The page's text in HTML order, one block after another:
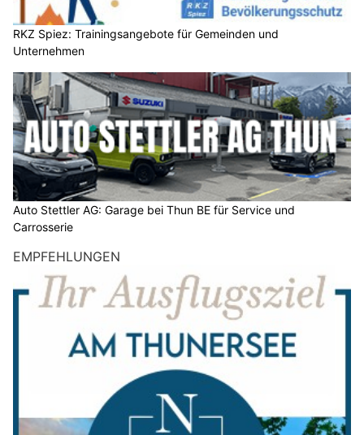
RKZ Spiez: Trainingsangebote für Gemeinden und
Unternehmen
Auto Stettler AG: Garage bei Thun BE für Service und
Carrosserie
EMPFEHLUNGEN